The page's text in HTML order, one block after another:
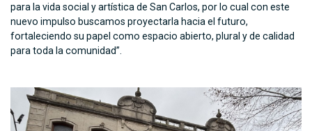
para la vida social y artística de San Carlos, por lo cual con este
nuevo impulso buscamos proyectarla hacia el futuro,
fortaleciendo su papel como espacio abierto, plural y de calidad
para toda la comunidad”.